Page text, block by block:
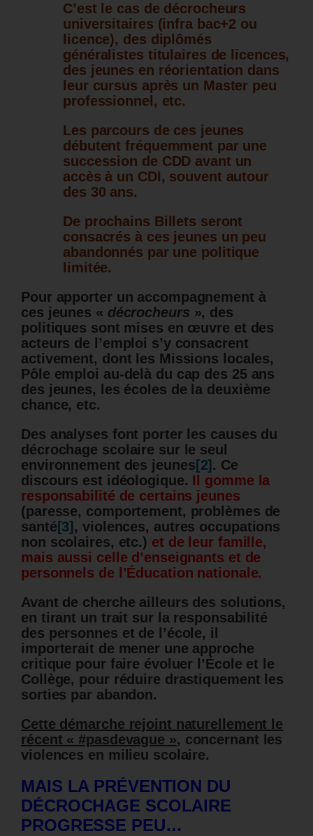
C’est le cas de décrocheurs
universitaires (infra bac+2 ou
licence), des diplômés
généralistes titulaires de licences,
des jeunes en réorientation dans
leur cursus après un Master peu
professionnel, etc.
Les parcours de ces jeunes
débutent fréquemment par une
succession de CDD avant un
accès à un CDI, souvent autour
des 30 ans.
De prochains Billets seront
consacrés à ces jeunes un peu
abandonnés par une politique
limitée.
Pour apporter un accompagnement à
ces jeunes « décrocheurs », des
politiques sont mises en œuvre et des
acteurs de l’emploi s’y consacrent
activement, dont les Missions locales,
Pôle emploi au-delà du cap des 25 ans
des jeunes, les écoles de la deuxième
chance, etc.
Des analyses font porter les causes du
décrochage scolaire sur le seul
environnement des jeunes [2] . Ce
discours est idéologique. Il gomme la
responsabilité de certains jeunes
(paresse, comportement, problèmes de
santé [3] , violences, autres occupations
non scolaires, etc.) et de leur famille,
mais aussi celle d’enseignants et de
personnels de l’Éducation nationale.
Avant de cherche ailleurs des solutions,
en tirant un trait sur la responsabilité
des personnes et de l’école, il
importerait de mener une approche
critique pour faire évoluer l’École et le
Collège, pour réduire drastiquement les
sorties par abandon.
Cette démarche rejoint naturellement le
récent « #pasdevague », concernant les
violences en milieu scolaire.
MAIS LA PRÉVENTION DU
DÉCROCHAGE SCOLAIRE
PROGRESSE PEU…